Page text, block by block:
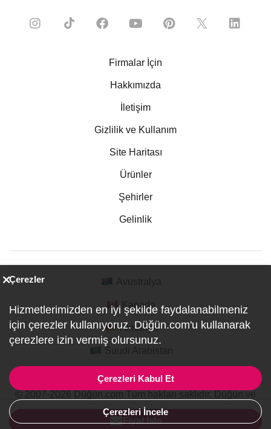
Fiyat İste
Firmalar İçin
Hakkımızda
İletişim
Gizlilik ve Kullanım
Site Haritası
Ürünler
Şehirler
Gelinlik
Kanada
Almanya
Özel Etkinlik Online Planlama Sitesi.
ref:PI1-1-0085
Çerezler
Hizmetlerimizden en iyi şekilde faydalanabilmeniz
için çerezler kullanıyoruz. Düğün.com'u kullanarak
çerezlere izin vermiş olursunuz.
Çerezleri Kabul Et
Çerezleri İncele